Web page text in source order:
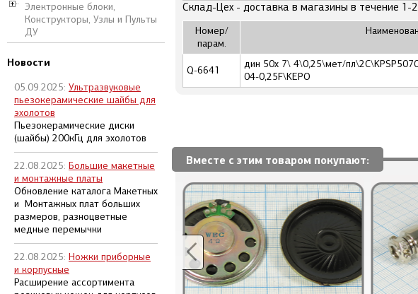
Электронные блоки,
Конструкторы, Узлы и Пульты
ДУ
Новости
05.09.2025: Ультразвуковые
пьезокерамические шайбы для
эхолотов
Пьезокерамические диски
(шайбы) 200кГц для эхолотов
22.08.2025: Большие макетные
и монтажные платы
Обновление каталога Макетных
и Монтажных плат больших
размеров, разноцветные
медные перемычки
22.08.2025: Ножки приборные
и корпусные
Расширение ассортимента
Склад-Цех - доставка в магазины в течение 1-
Номер/
парам.
Q-6641
дин 50x 7\ 4\0,25\мет/
04-0,25F\KEPO
Вместе с этим товаром покупают: